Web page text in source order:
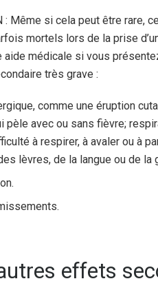
: Même si cela peut être
mortels lors de la prise
médicale si vous
très grave :
comme une éruption
pèle avec ou sans fièvre;
à respirer, à avaler ou à
lèvres, de la langue ou de la
effets